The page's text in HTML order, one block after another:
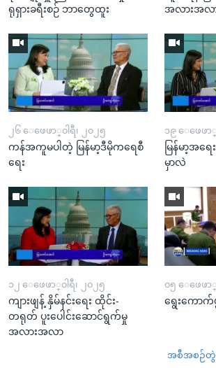
ရုရှားခရီးစဉ် ဘာတွေထူး
အလားအလ
၂၆ ေဖေဖာ္၀ါရီ၊ ၂၀၂၅
ကန်အကူမပါတဲ့ မြန်မာ့ဒီမိုကရေစီ
ရေး
၁၉ ေဖေဖာ္
မြန်မာ့အ
မှာလဲ
၁၂ ေဖေဖာ္၀ါရီ၊ ၂၀၂၅
ကျားဖျန့် နှိမ်နင်းရေး ထိုင်း-
တရုတ် ပူးပေါင်းဆောင်ရွက်မှု
အလားအလာ
၀၅ ေဖေဖာ္
ရွေးကောက်
အစီအစဉ်တွဲမ